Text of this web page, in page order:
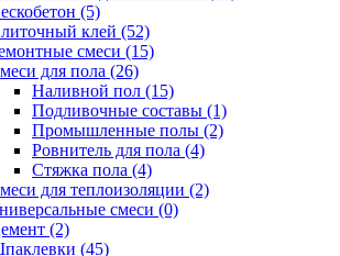
(5)
клей (52)
смеси (15)
для пола (26)
Наливной пол (15)
Подливочные составы (1)
Промышленные полы (2)
Ровнитель для пола (4)
Стяжка пола (4)
для теплоизоляции (2)
смеси (0)
(2)
(45)